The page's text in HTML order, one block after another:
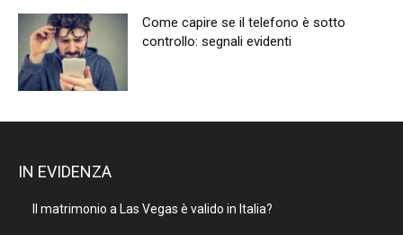
Come capire se il telefono è sotto
controllo: segnali evidenti
IN EVIDENZA
Il matrimonio a Las Vegas è valido in Italia?